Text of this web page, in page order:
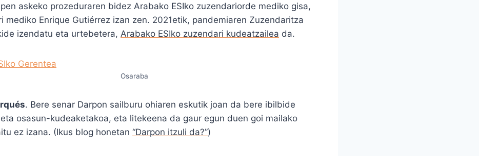
askeko prozeduraren bidez Arabako ESIko zuzendariorde mediko gisa,
mediko Enrique Gutiérrez izan zen. 2021etik, pandemiaren Zuzendaritza
izendatu eta urtebetera, Arabako ESIko zuzendari kudeatzailea da.
Osaraba
. Bere senar Darpon sailburu ohiaren eskutik joan da bere ibilbide
osasun-kudeaketakoa, eta litekeena da gaur egun duen goi mailako
ez izana. (Ikus blog honetan “Darpon itzuli da?”)